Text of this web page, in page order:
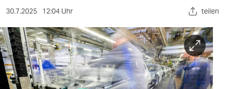
sport
berlin
nord
wahrheit
30.7.2025 12:04 Uhr teilen